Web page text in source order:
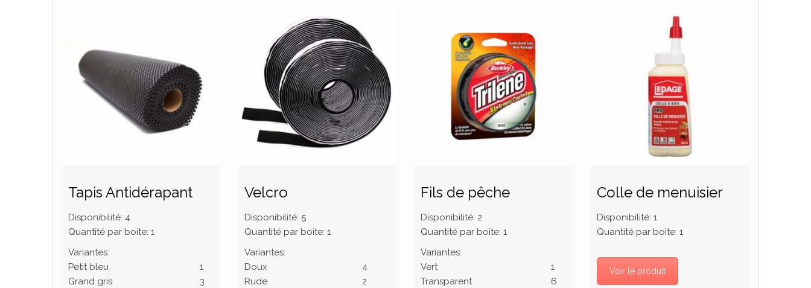
Tapis Antidérapant
Disponibilité: 4
Quantité par boite: 1
Variantes:
Petit bleu
1
Grand gris
3
Velcro
Disponibilité: 5
Quantité par boite: 1
Variantes:
Doux
4
Rude
2
Fils de pêche
Disponibilité: 2
Quantité par boite: 1
Variantes:
Vert
1
Transparent
6
Colle de menuisier
Disponibilité: 1
Quantité par boite: 1
Voir le produit